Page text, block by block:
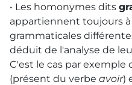
• Les homonymes dits
appartiennent toujours à
grammaticales
déduit de l'analyse de
C'est le cas par exemple
(présent du verbe avoir)